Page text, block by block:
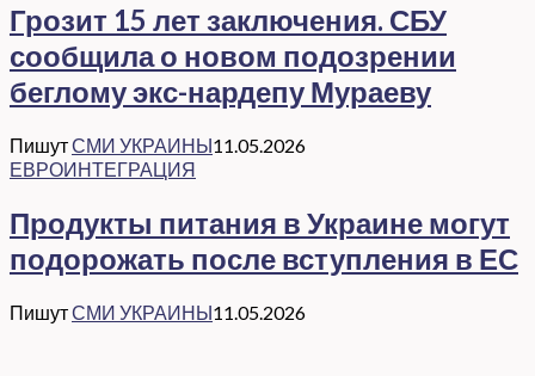
Грозит 15 лет заключения. СБУ
сообщила о новом подозрении
беглому экс-нардепу Мураеву
ПишутСМИ УКРАИНЫ11.05.2026
ЕВРОИНТЕГРАЦИЯ
Продукты питания в Украине могут
подорожать после вступления в ЕС
ПишутСМИ УКРАИНЫ11.05.2026